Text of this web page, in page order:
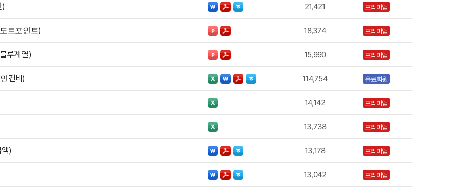
) 21,421 프리미엄
트포인트) 18,374 프리미엄
루계열) 15,990 프리미엄
건비) 114,754 유료회원
14,142 프리미엄
13,738 프리미엄
) 13,178 프리미엄
13,042 프리미엄